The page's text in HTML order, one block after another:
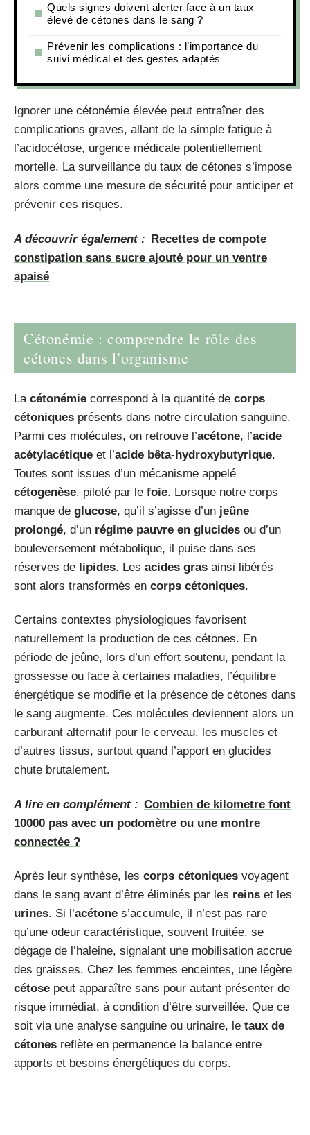
Quels signes doivent alerter face à un taux
élevé de cétones dans le sang ?
Prévenir les complications : l’importance du
suivi médical et des gestes adaptés
Ignorer une cétonémie élevée peut entraîner des
complications graves, allant de la simple fatigue à
l’acidocétose, urgence médicale potentiellement
mortelle. La surveillance du taux de cétones s’impose
alors comme une mesure de sécurité pour anticiper et
prévenir ces risques.
A découvrir également : Recettes de compote
constipation sans sucre ajouté pour un ventre
apaisé
Cétonémie : comprendre le rôle des
cétones dans l’organisme
La cétonémie correspond à la quantité de corps
cétoniques présents dans notre circulation sanguine.
Parmi ces molécules, on retrouve l’acétone, l’acide
acétylacétique et l’acide bêta-hydroxybutyrique.
Toutes sont issues d’un mécanisme appelé
cétogenèse, piloté par le foie. Lorsque notre corps
manque de glucose, qu’il s’agisse d’un jeûne
prolongé, d’un régime pauvre en glucides ou d’un
bouleversement métabolique, il puise dans ses
réserves de lipides. Les acides gras ainsi libérés
sont alors transformés en corps cétoniques.
Certains contextes physiologiques favorisent
naturellement la production de ces cétones. En
période de jeûne, lors d’un effort soutenu, pendant la
grossesse ou face à certaines maladies, l’équilibre
énergétique se modifie et la présence de cétones dans
le sang augmente. Ces molécules deviennent alors un
carburant alternatif pour le cerveau, les muscles et
d’autres tissus, surtout quand l’apport en glucides
chute brutalement.
A lire en complément : Combien de kilometre font
10000 pas avec un podomètre ou une montre
connectée ?
Après leur synthèse, les corps cétoniques voyagent
dans le sang avant d’être éliminés par les reins et les
urines. Si l’acétone s’accumule, il n’est pas rare
qu’une odeur caractéristique, souvent fruitée, se
dégage de l’haleine, signalant une mobilisation accrue
des graisses. Chez les femmes enceintes, une légère
cétose peut apparaître sans pour autant présenter de
risque immédiat, à condition d’être surveillée. Que ce
soit via une analyse sanguine ou urinaire, le taux de
cétones reflète en permanence la balance entre
apports et besoins énergétiques du corps.